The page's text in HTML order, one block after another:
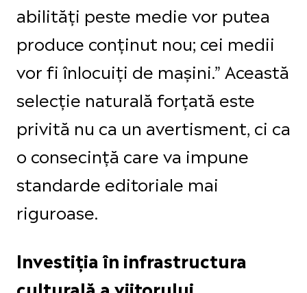
abilități peste medie vor putea
produce conținut nou; cei medii
vor fi înlocuiți de mașini.” Această
selecție naturală forțată este
privită nu ca un avertisment, ci ca
o consecință care va impune
standarde editoriale mai
riguroase.
Investiția în infrastructura
culturală a viitorului